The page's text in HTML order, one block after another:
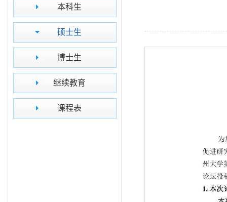
本科生
硕士生
博士生
继续教育
课程表